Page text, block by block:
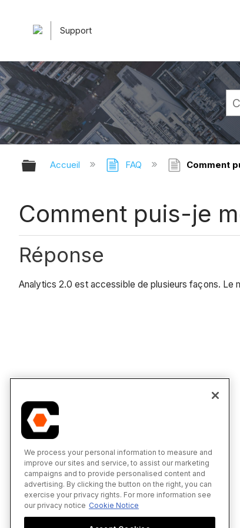
Support
Développer/réduire la
Accueil FAQ Comment
Comment puis-je
Réponse
Analytics 2.0 est accessible de plusieurs façons. Le
We process your personal information to measure and
improve our sites and service, to assist our marketing
campaigns and to provide personalised content and
advertising. By clicking the button on the right, you can
exercise your privacy rights. For more information see
our privacy notice Cookie Notice